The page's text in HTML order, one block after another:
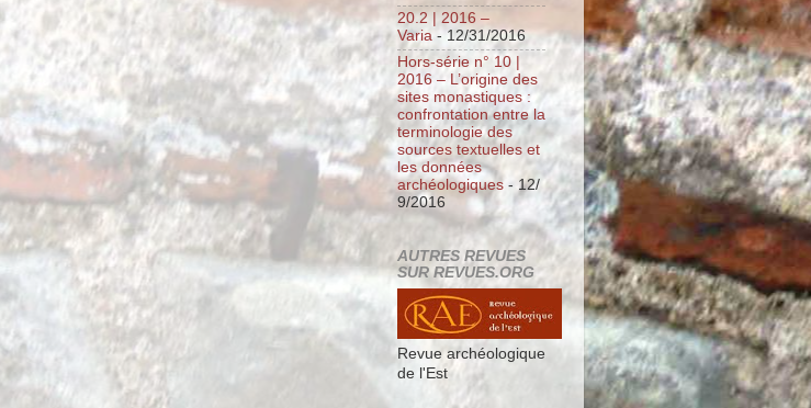
20.2 | 2016 –
Varia - 12/31/2016
Hors-série n° 10 |
2016 – L’origine des
sites monastiques :
confrontation entre la
terminologie des
sources textuelles et
les données
archéologiques - 12/
9/2016
AUTRES REVUES
SUR REVUES.ORG
Revue archéologique
de l'Est